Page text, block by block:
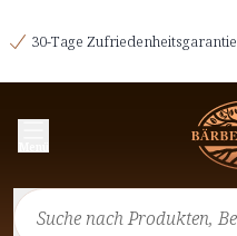
30-Tage Zufriedenheitsgarantie